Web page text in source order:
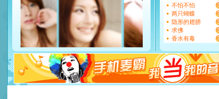
不怕不怕
两只蝴蝶
隐形的翅膀
求佛
香水有毒